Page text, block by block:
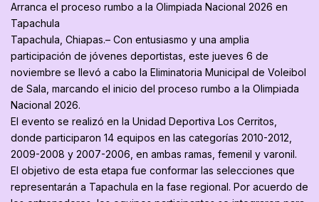
Arranca el proceso rumbo a la Olimpiada Nacional 2026 en
Tapachula
Tapachula, Chiapas.– Con entusiasmo y una amplia
participación de jóvenes deportistas, este jueves 6 de
noviembre se llevó a cabo la Eliminatoria Municipal de Voleibol
de Sala, marcando el inicio del proceso rumbo a la Olimpiada
Nacional 2026.
El evento se realizó en la Unidad Deportiva Los Cerritos,
donde participaron 14 equipos en las categorías 2010-2012,
2009-2008 y 2007-2006, en ambas ramas, femenil y varonil.
El objetivo de esta etapa fue conformar las selecciones que
representarán a Tapachula en la fase regional. Por acuerdo de